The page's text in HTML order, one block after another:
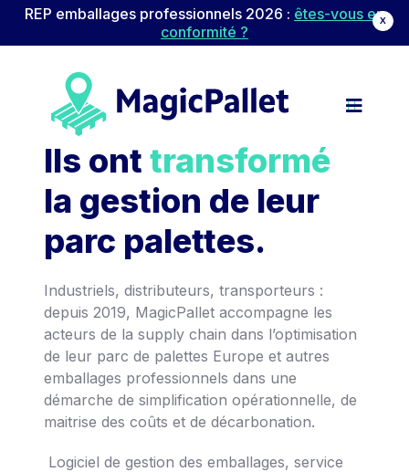
X
REP emballages professionnels 2026 : êtes-vous en
conformité ?
Passer au contenu
Navigation principale
Ils ont transformé
la gestion de leur
parc palettes.
Industriels, distributeurs, transporteurs :
depuis 2019, MagicPallet accompagne les
acteurs de la supply chain dans l’optimisation
de leur parc de palettes Europe et autres
emballages professionnels dans une
démarche de simplification opérationnelle, de
maitrise des coûts et de décarbonation.
Logiciel de gestion des emballages, service